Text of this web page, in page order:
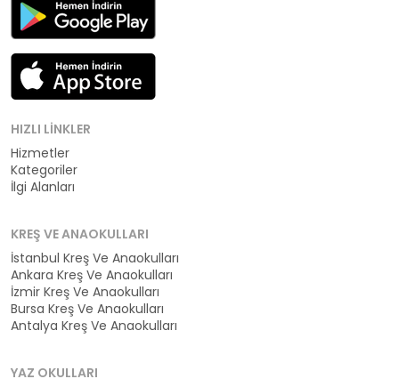
HIZLI LINKLER
Hizmetler
Kategoriler
İlgi Alanları
KREŞ VE ANAOKULLARI
İstanbul Kreş Ve Anaokulları
Ankara Kreş Ve Anaokulları
İzmir Kreş Ve Anaokulları
Bursa Kreş Ve Anaokulları
Antalya Kreş Ve Anaokulları
YAZ OKULLARI